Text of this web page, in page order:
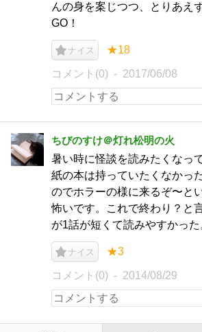
んの身を案じつつ、とりあえ
GO！
ナイス ★18
コメント(0) 2017/06/08
ちびのすけ＠灯れ松明の火
暑い時に怪談を読みたくなっ
紙の本は持っていたくなかっ
のでホラーの様に来るぞ〜と
怖いです。これで終わり？と
が1話が短くて読みやすかった
ナイス ★3
コメント(0) 2014/08/29